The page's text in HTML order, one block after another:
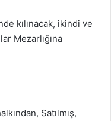
kılınacak, ikindi ve
Mezarlığına
Satılmış,